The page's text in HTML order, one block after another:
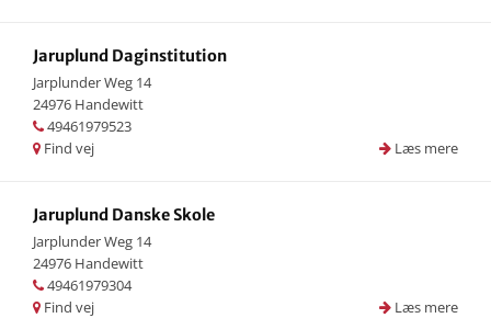
Jaruplund Daginstitution
Jarplunder Weg 14
24976 Handewitt
49461979523
Læs mere
Find vej
Jaruplund Danske Skole
Jarplunder Weg 14
24976 Handewitt
49461979304
Læs mere
Find vej